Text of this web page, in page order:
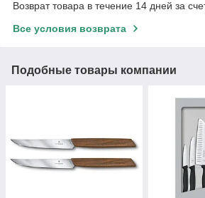
Возврат товара в течение 14 дней за
Все условия возврата
Подобные товары компании